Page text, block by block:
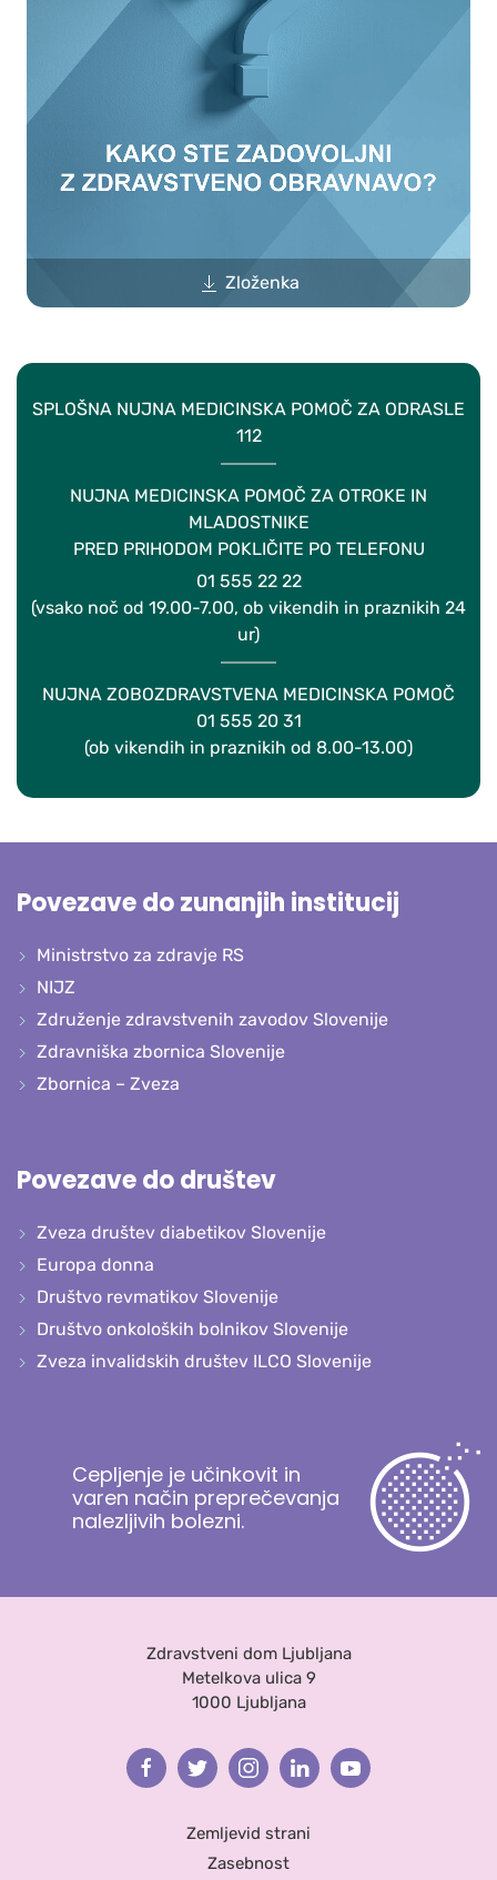
Zloženka
SPLOŠNA NUJNA MEDICINSKA POMOČ ZA ODRASLE
112
NUJNA MEDICINSKA POMOČ ZA OTROKE IN
MLADOSTNIKE
PRED PRIHODOM POKLIČITE PO TELEFONU
01 555 22 22
(vsako noč od 19.00-7.00, ob vikendih in praznikih 24
ur)
NUJNA ZOBOZDRAVSTVENA MEDICINSKA POMOČ
01 555 20 31
(ob vikendih in praznikih od 8.00-13.00)
Povezave do zunanjih institucij
Ministrstvo za zdravje RS
NIJZ
Združenje zdravstvenih zavodov Slovenije
Zdravniška zbornica Slovenije
Zbornica – Zveza
Povezave do društev
Zveza društev diabetikov Slovenije
Europa donna
Društvo revmatikov Slovenije
Društvo onkoloških bolnikov Slovenije
Zveza invalidskih društev ILCO Slovenije
Cepljenje je učinkovit in
varen način preprečevanja
nalezljivih bolezni.
Zdravstveni dom Ljubljana
Metelkova ulica 9
1000 Ljubljana
FacebookTwitterInstagramLinkedinYoutube
Zemljevid strani
Zasebnost